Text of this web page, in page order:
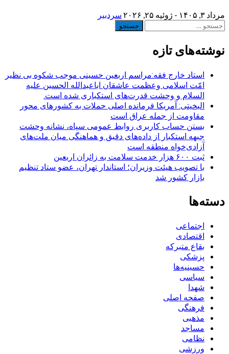
مرداد ۳, ۱۴۰۵ - ژوئیه ۲۵, ۲۰۲۶
سردبیر
جستجو
نوشته‌های تازه
استاد خارج فقه:مراسم اربعین حسینی موجب شکوه بی نظیر
امّت اسلامی وعظمت عاشقان اباعبدالله الحسین علیه
السلام و وحشت قدرت‌های استکباری شده است.
البخیتی: آمریکا فرمانده اصلی حملات به کشورهای محور
مقاومت از جمله عراق است
بستن حساب کاربری روابط عمومی سپاه، نشانه‌ وحشت
جبهه استکبار از داده‌های دقیق و هماهنگی میان ملت‌های
آزادی‌خواه منطقه است
ثبت ۶۰۰ هزار خدمت سلامت به زائران اربعین
با تصویب هیئت وزیران؛ استاندار تهران، عضو ستاد تنظیم
بازار کشور شد
دسته‌ها
اجتماعی
اقتصادی
بقاع متبرکه
پزشکی
حسینیه‌ها
سیاسی
شهدا
صفحه اصلی
فرهنگی
مذهبی
مساجد
نظامی
ورزشی